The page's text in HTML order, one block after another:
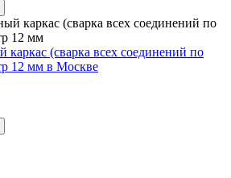
(сварка всех соединений по
12 мм в Москве